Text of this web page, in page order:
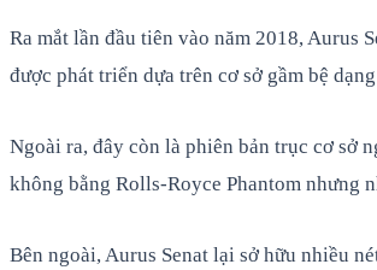
Ra mắt lần đầu tiên vào năm 2018,
được phát triển dựa trên cơ sở gầm bệ
Ngoài ra, đây còn là phiên bản trục cơ sở
không bằng Rolls-Royce Phantom nhưng
Bên ngoài, Aurus Senat lại sở hữu nhiều